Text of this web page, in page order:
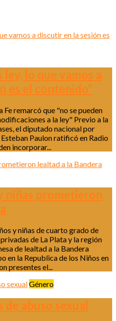
ley, lo que vamos a
es el contenido”
remarcó que "no se pueden
a la ley" Previo a la
el diputado nacional por
Paulon ratificó en Radio
incorporar...
niñas prometieron
y niñas de cuarto grado de
de La Plata y la región
de lealtad a la Bandera
en la Republica de los Niños en
presentes el...
Género
abuso sexual